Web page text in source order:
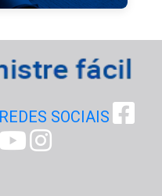
REDES SOCIAIS